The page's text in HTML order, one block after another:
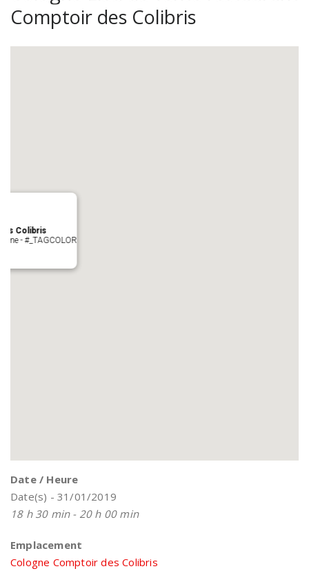
Comptoir des Colibris
Colibris
- #_TAGCOLOR
Date / Heure
Date(s) - 31/01/2019
18 h 30 min - 20 h 00 min
Emplacement
Cologne Comptoir des Colibris